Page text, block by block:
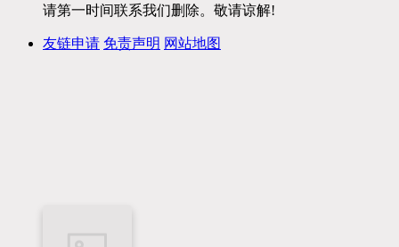
请第一时间联系我们删除。敬请谅解!
友链申请 免责声明 网站地图